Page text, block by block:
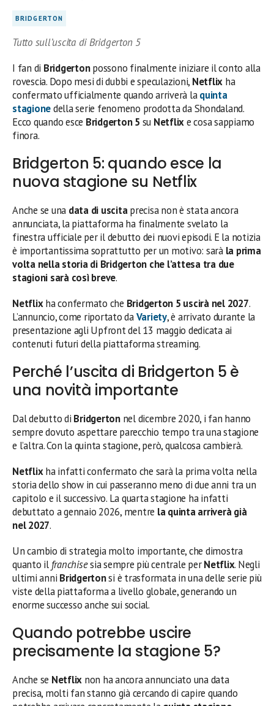
BRIDGERTON
Tutto sull’uscita di Bridgerton 5
I fan di Bridgertonpossono finalmente iniziare il conto alla
rovescia. Dopo mesi di dubbi e speculazioni, Netflix ha
confermato ufficialmente quando arriverà laquinta
stagionedella serie fenomeno prodotta da Shondaland.
Ecco quando esce Bridgerton 5 su Netflixe cosa sappiamo
finora.
Bridgerton 5: quando esce la
nuova stagione su Netflix
Anche se una data di uscitaprecisa non è stata ancora
annunciata, la piattaforma ha finalmente svelato la
finestra ufficiale per il debutto dei nuovi episodi. E la notizia
è importantissima soprattutto per un motivo: sarà la prima
volta nella storia di Bridgerton che l’attesa tra due
stagioni sarà così breve.
Netflixha confermato che Bridgerton 5 uscirà nel 2027.
L’annuncio, come riportato daVariety, è arrivato durante la
presentazione agli Upfront del 13 maggio dedicata ai
contenuti futuri della piattaforma streaming.
Perché l’uscita di Bridgerton 5 è
una novità importante
Dal debutto di Bridgertonnel dicembre 2020, i fan hanno
sempre dovuto aspettare parecchio tempo tra una stagione
e l’altra. Con la quinta stagione, però, qualcosa cambierà.
Netflixha infatti confermato che sarà la prima volta nella
storia dello show in cui passeranno meno di due anni tra un
capitolo e il successivo. La quarta stagione ha infatti
debuttato a gennaio 2026, mentre la quinta arriverà già
nel 2027.
Un cambio di strategia molto importante, che dimostra
quanto il franchisesia sempre più centrale perNetflix. Negli
ultimi anni Bridgertonsi è trasformata in una delle serie più
viste della piattaforma a livello globale, generando un
enorme successo anche sui social.
Quando potrebbe uscire
precisamente la stagione 5?
Anche se Netflix non ha ancora annunciato una data
precisa, molti fan stanno già cercando di capire quando